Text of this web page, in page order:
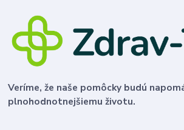
Veríme, že naše pomôcky budú
plnohodnotnejšiemu životu.